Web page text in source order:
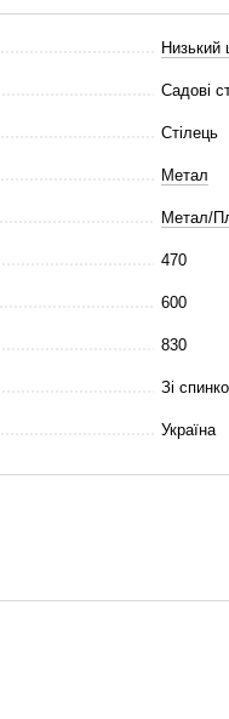
Низький
Садові
Стілець
Метал
Метал/
470
600
830
Зі
Україна